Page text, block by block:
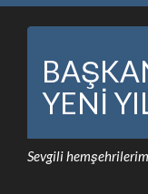
YENİ
Sevgili